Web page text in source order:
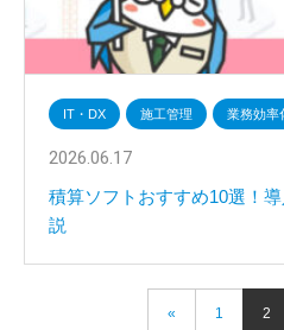
IT・DX 施工管理 業務効率
2026.06.17
積算ソフトおすすめ10選！
説
« 1 2